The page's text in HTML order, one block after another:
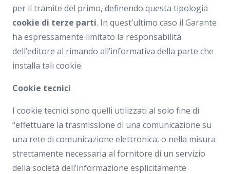
per il tramite del primo, definendo questa tipologia
cookie di terze parti. In quest’ultimo caso il Garante
ha espressamente limitato la responsabilità
dell’editore al rimando all’informativa della parte che
installa tali cookie.
Cookie tecnici
I cookie tecnici sono quelli utilizzati al solo fine di
“effettuare la trasmissione di una comunicazione su
una rete di comunicazione elettronica, o nella misura
strettamente necessaria al fornitore di un servizio
della società dell’informazione esplicitamente